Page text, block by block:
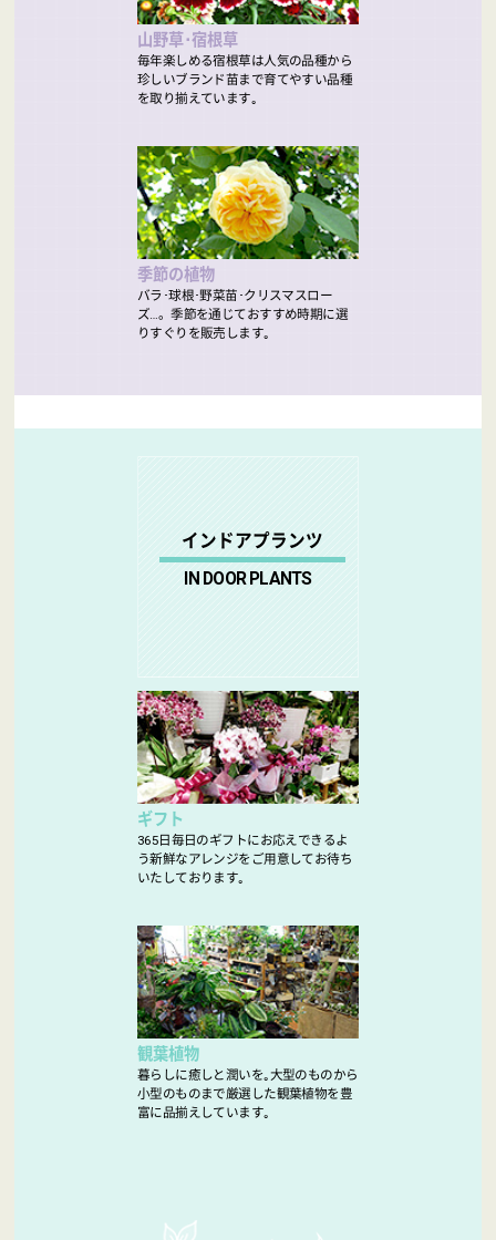
山野草･宿根草
毎年楽しめる宿根草は人気の品種から
珍しいブランド苗まで育てやすい品種
を取り揃えています｡
季節の植物
バラ･球根･野菜苗･クリスマスロー
ズ…。季節を通じておすすめ時期に選
りすぐりを販売します｡
インドアプランツ
IN DOOR PLANTS
ギフト
365日毎日のギフトにお応えできるよ
う新鮮なアレンジをご用意してお待ち
いたしております｡
観葉植物
暮らしに癒しと潤いを｡大型のものから
小型のものまで厳選した観葉植物を豊
富に品揃えしています｡